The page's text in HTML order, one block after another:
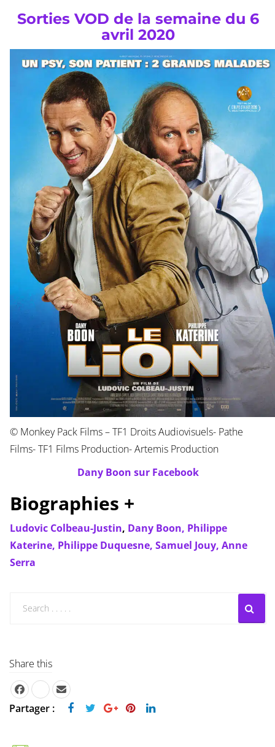
Sorties VOD de la semaine du 6
avril 2020
© Monkey Pack Films – TF1 Droits Audiovisuels- Pathe
Films- TF1 Films Production- Artemis Production
Dany Boon sur Facebook
Biographies +
Ludovic Colbeau-Justin, Dany Boon, Philippe
Katerine, Philippe Duquesne, Samuel Jouy, Anne
Serra
Share this
Partager :